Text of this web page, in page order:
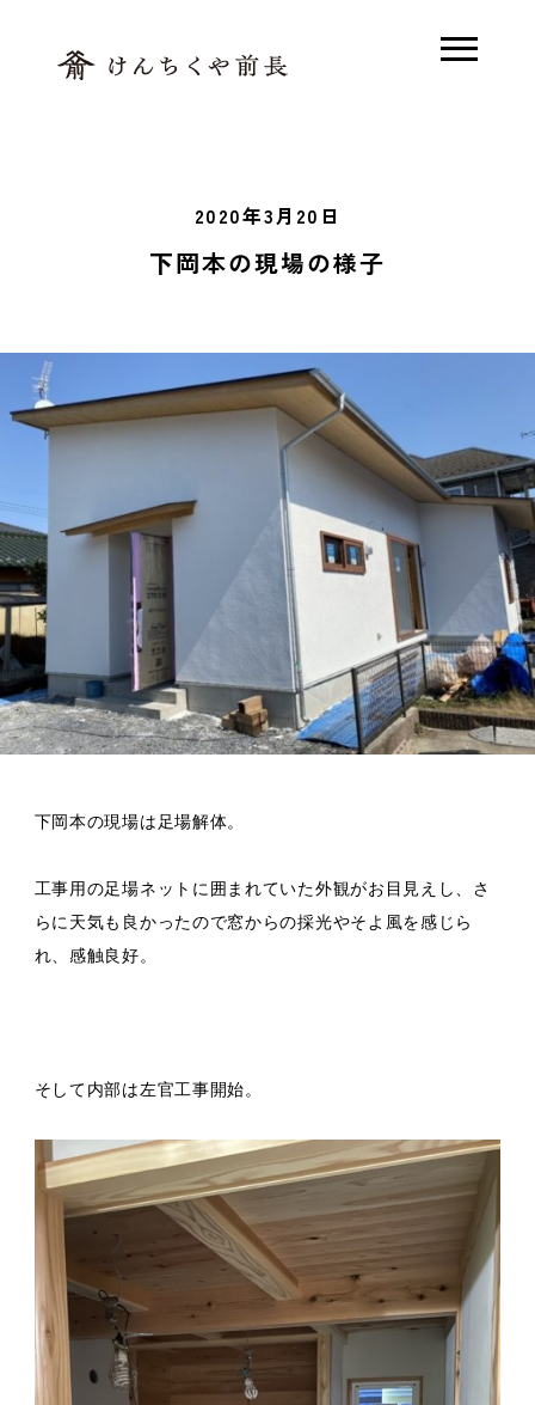
モデルハウス
木の家Q&A
ブログ
会社概要
2020年3月20日
下岡本の現場の様子
下岡本の現場は足場解体。
工事用の足場ネットに囲まれていた外観がお目見えし、さ
らに天気も良かったので窓からの採光やそよ風を感じら
れ、感触良好。
そして内部は左官工事開始。